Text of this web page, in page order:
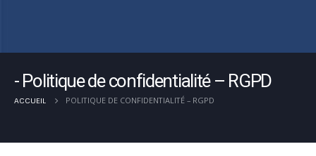
Politique de confidentialité – RGPD
ACCUEIL POLITIQUE DE CONFIDENTIALITÉ – RGPD